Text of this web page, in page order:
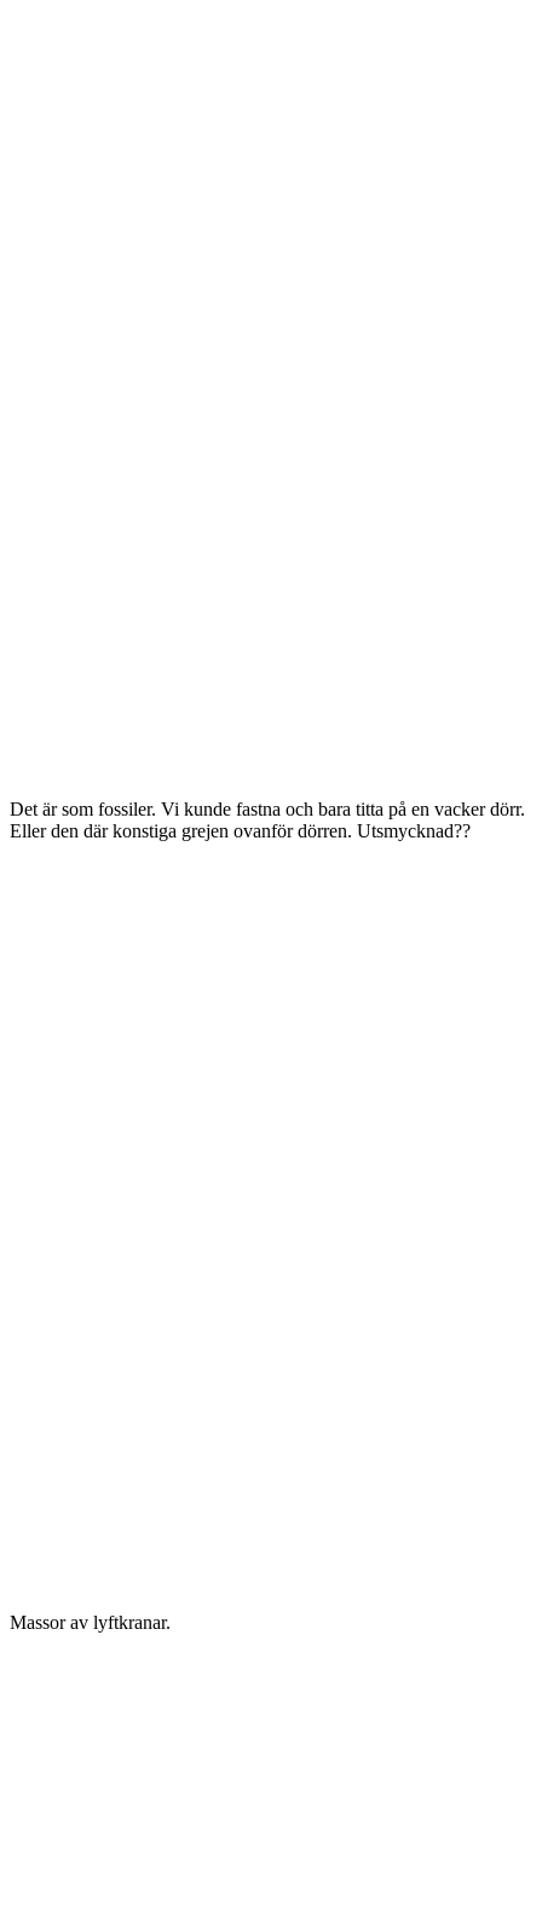
Det är som fossiler. Vi kunde fastna och bara titta på en vacker dörr.
Eller den där konstiga grejen ovanför dörren. Utsmycknad??
Massor av lyftkranar.